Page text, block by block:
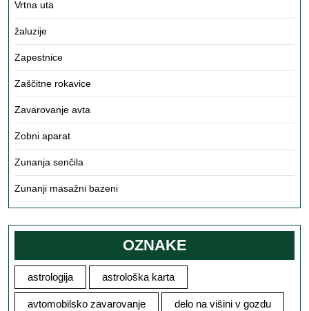
Vrtna uta
žaluzije
Zapestnice
Zaščitne rokavice
Zavarovanje avta
Zobni aparat
Zunanja senčila
Zunanji masažni bazeni
OZNAKE
astrologija astrološka karta
avtomobilsko zavarovanje delo na višini v gozdu